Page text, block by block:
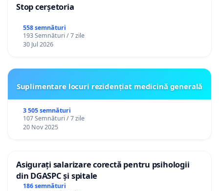
Stop cerșetoria
558 semnături
193 Semnături / 7 zile
30 Jul 2026
Suplimentare locuri rezidențiat medicină generală
3 505 semnături
107 Semnături / 7 zile
20 Nov 2025
Asigurați salarizare corectă pentru psihologii
din DGASPC și spitale
186 semnături